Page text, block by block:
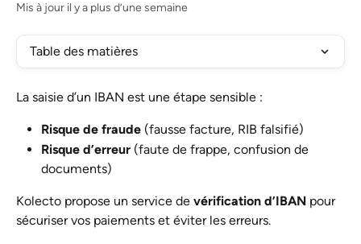
Mis à jour il y a plus d’une semaine
Table des matières
La saisie d’un IBAN est une étape sensible :
Risque de fraude (fausse facture, RIB falsifié)
Risque d’erreur (faute de frappe, confusion de
documents)
Kolecto propose un service de vérification d’IBAN pour
sécuriser vos paiements et éviter les erreurs.